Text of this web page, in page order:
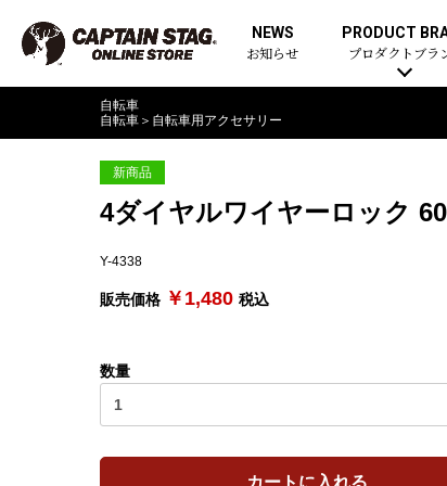
NEWS
お知らせ
PRODUCT
プロダクトブラ
自転車
自転車 ＞ 自転車用アクセサリー
新商品
4ダイヤルワイヤーロック
Y-4338
販売価格 ￥1,480 税込
数量